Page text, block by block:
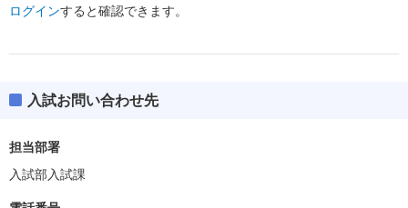
ログインすると確認できます。
入試お問い合わせ先
担当部署
入試部入試課